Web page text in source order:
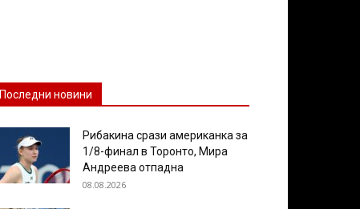
Последни новини
Рибакина срази американка за
1/8-финал в Торонто, Мира
Андреева отпадна
08.08.2026